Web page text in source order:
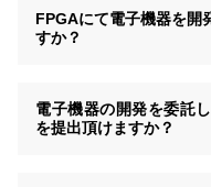
FPGAにて電子機器を開
すか？
電子機器の開発を委託
を提出頂けますか？